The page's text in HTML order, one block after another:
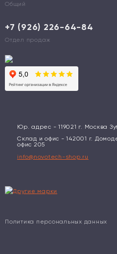
Общий
+7 (926) 226-64-84
Отдел продаж
Юр. адрес - 119021 г. Москва
Склад и офис - 142001 г.
офис 205
info@novotech-shop.ru
Политика персональных данных